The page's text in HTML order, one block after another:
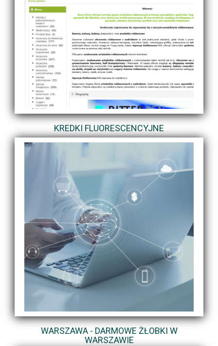
KREDKI FLUORESCENCYJNE
WARSZAWA - DARMOWE ŻŁOBKI W
WARSZAWIE